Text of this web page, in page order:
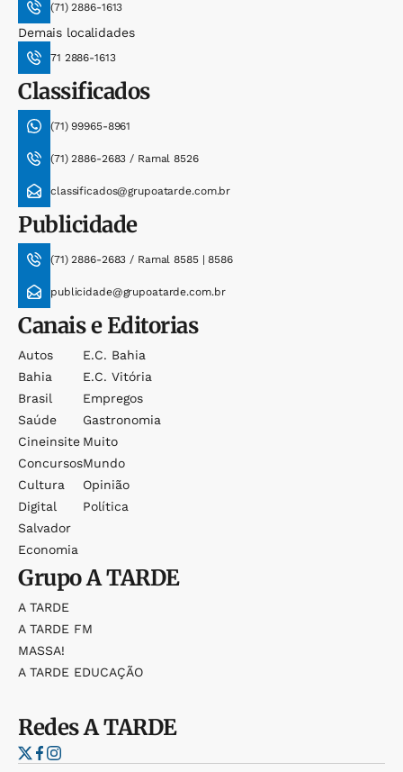
(71) 2886-1613
Demais localidades
71 2886-1613
Classificados
(71) 99965-8961
(71) 2886-2683 / Ramal 8526
classificados@grupoatarde.com.br
Publicidade
(71) 2886-2683 / Ramal 8585 | 8586
publicidade@grupoatarde.com.br
Canais e Editorias
Autos
Bahia
Brasil
Saúde
Cineinsite
Concursos
Cultura
Digital
Salvador
Economia
E.c. Bahia
E.c. Vitória
Empregos
Gastronomia
Muito
Mundo
Opinião
Política
GrupoA TARDE
A TARDE
A TARDE FM
MASSA!
A TARDE EDUCAÇÃO
RedesA TARDE